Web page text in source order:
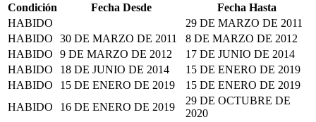
Condición Fecha Desde
Fecha Hasta
HABIDO
29 DE MARZO DE 2011
HABIDO
30 DE MARZO DE 2011
8 DE MARZO DE 2012
HABIDO
9 DE MARZO DE 2012
17 DE JUNIO DE 2014
HABIDO
18 DE JUNIO DE 2014
15 DE ENERO DE 2019
HABIDO
15 DE ENERO DE 2019
15 DE ENERO DE 2019
HABIDO
16 DE ENERO DE 2019
29 DE OCTUBRE DE
2020